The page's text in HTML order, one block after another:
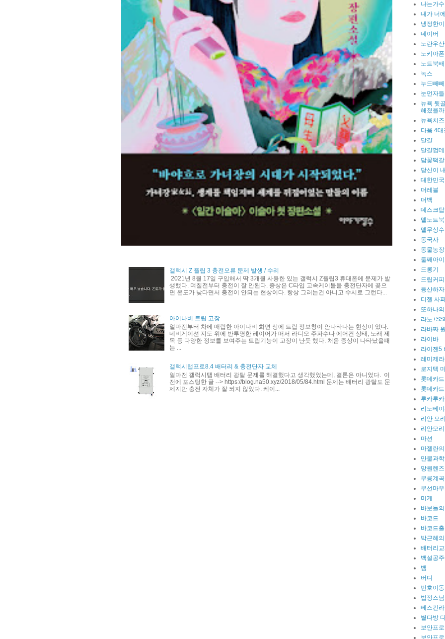
갤럭시 Z 플립 3 충전오류 문제 발생 / 수리
2021년 8월 17일 구입해서 딱 3개월 사용한 있는 갤럭시 Z플립3 휴대폰에 문제가 발
생했다. 며칠전부터 충전이 잘 안된다. 증상은 C타입 고속케이블을 충전단자에 꽂으
면 온도가 낮다면서 충전이 안되는 현상이다. 항상 그러는건 아니고 수시로 그런다...
아이나비 트립 고장
얼마전부터 차에 매립한 아이나비 화면 상에 트립 정보창이 안나타나는 현상이 있다.
네비게이션 지도 위에 반투명한 레이어가 떠서 라디오 주파수나 에어컨 상태, 노래 제
목 등 다양한 정보를 보여주는 트립기능이 고장이 난듯 했다. 처음 증상이 나타났을때
는 ...
갤럭시탭프로8.4 배터리 & 충전단자 교체
얼마전 갤럭시탭 배터리 광탈 문제를 해결했다고 생각했었는데, 결론은 아니었다. 이
전에 포스팅한 글 --> https://blog.na50.xyz/2018/05/84.html 문제는 배터리 광탈도 문
제지만 충전 자체가 잘 되지 않았다. 케이...
나는가
내가 너
냉정한
네이버
노란우산
노키아폰
노트북
녹스
누드빼
눈먼자들
뉴욕 뒷
해졌을
뉴욕치
다음 4대
달걀
달걀껍
담꽃떡갈
당신이
대한민
더레블
더백
데스크
델노트북
델무상
동국사
동물농장
둘째아
드롱기
드립커피
등산하자
디젤 사
또하나
라노
라바짜
라이바
라이젠5
레미제
로지텍
롯데카드
롯데카
루카루
리노베이
리안 모
리안모리
마션
마젤란
만물과학
망원렌즈
무릉계곡
무선마
미케
바보들
바코드
바코드출
박근혜
배터리교
백설공
뱀
버디
번호이동
법정스
베스킨
별다방
보안프
보안프